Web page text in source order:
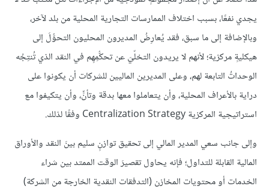
يجدي نفعًا، بسبب اختلاف الممارسات التجارية المحلية من بلد لآخر،
وبالإضافة إلى ما سبق، فقد يُعارِضُ المديرون المحليون التحوُّلَ إلى
هيكليةٍ مركزية؛ لأنهم لا يريدون التخلّيَ عن تحكُّمِهِم في النقد الذي تُنتِجُه
الوحداتُ التابعة لهم، وعلى المديرين الماليين للشركات أن يكونوا على
دراية بالأعراف المحلية، وأن يتعاملوا معها بدقة وتأنٍّ، وأن يتكيفوا مع
استراتيجية المركزية Centralization Strategy وفقًا لذلك.
وإلى جانب سعي المدير المالي إلى تحقيق توازنٍ سليم بينَ النقد والأوراق
المالية القابلة للتداول؛ فإنه يحاول تقصيرَ الوقت الممتد بين شراء
الخدمات أو محتويات المخازن (التدفقات النقدية الخارجة من الشركة)